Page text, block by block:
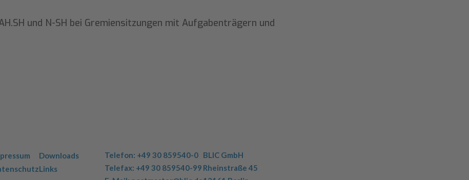
und N-SH bei Gremiensitzungen mit Aufgabenträgern und
Telefon: +49 30 859540-0
Telefax: +49 30 859540-99
BLIC GmbH
Rheinstraße 45
Navigation
überspringen
Downloads
Links